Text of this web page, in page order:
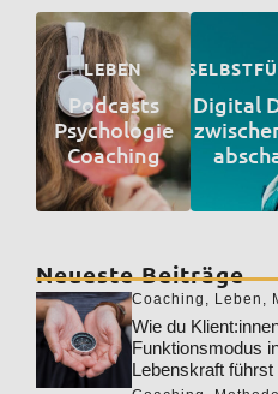
LEBEN
Podcasts
Psychologie
Coaching
Digital
Neueste Beiträge
Coaching , Leben ,
Wie du
Funktionsmodus
Lebenskraft führst